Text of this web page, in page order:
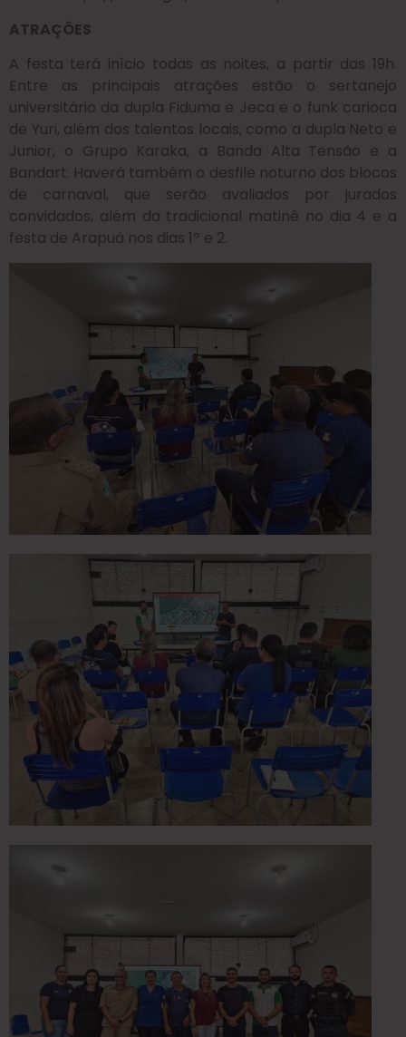
ATRAÇÕES
A festa terá início todas as noites, a partir das 19h.
Entre as principais atrações estão o sertanejo
universitário da dupla Fiduma e Jeca e o funk carioca
de Yuri, além dos talentos locais, como a dupla Neto e
Junior, o Grupo Karaka, a Banda Alta Tensão e a
Bandart. Haverá também o desfile noturno dos blocos
de carnaval, que serão avaliados por jurados
convidados, além da tradicional matinê no dia 4 e a
festa de Arapuá nos dias 1º e 2.